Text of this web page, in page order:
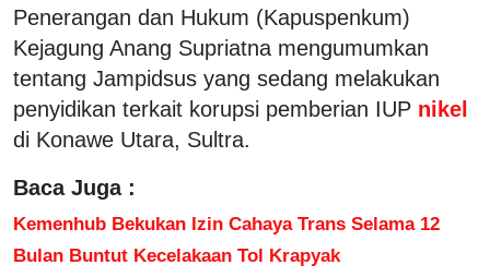
Penerangan dan Hukum (Kapuspenkum)
Kejagung Anang Supriatna mengumumkan
tentang Jampidsus yang sedang melakukan
penyidikan terkait korupsi pemberian IUP nikel
di Konawe Utara, Sultra.
Baca Juga :
Kemenhub Bekukan Izin Cahaya Trans Selama 12
Bulan Buntut Kecelakaan Tol Krapyak